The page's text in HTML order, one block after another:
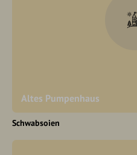
Altes Pumpenhaus
Schwabsoien